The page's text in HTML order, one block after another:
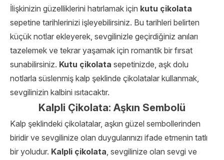
İlişkinizin güzelliklerini hatırlamak için kutu çikolata
sepetine tarihlerinizi işleyebilirsiniz. Bu tarihleri belirten
küçük notlar ekleyerek, sevgilinizle geçirdiğiniz anıları
tazelemek ve tekrar yaşamak için romantik bir fırsat
sunabilirsiniz. Kutu çikolata sepetinizde, aşk dolu
notlarla süslenmiş kalp şeklinde çikolatalar kullanmak,
sevgilinizin kalbini ısıtacaktır.
Kalpli Çikolata: Aşkın Sembolü
Kalp şeklindeki çikolatalar, aşkın güzel sembollerinden
biridir ve sevgilinize olan duygularınızı ifade etmenin tatlı
bir yoludur. Kalpli çikolata, sevgilinize olan sevgi ve